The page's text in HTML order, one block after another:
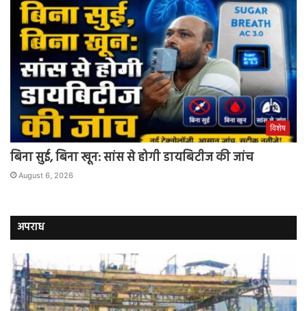
विशेष
बिना सुई, बिना खून: सांस से होगी डायबिटीज की जांच
August 6, 2026
अपराध